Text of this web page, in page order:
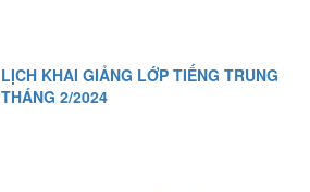
LỊCH KHAI GIẢNG LỚP TIẾNG TRUNG
THÁNG 2/2024